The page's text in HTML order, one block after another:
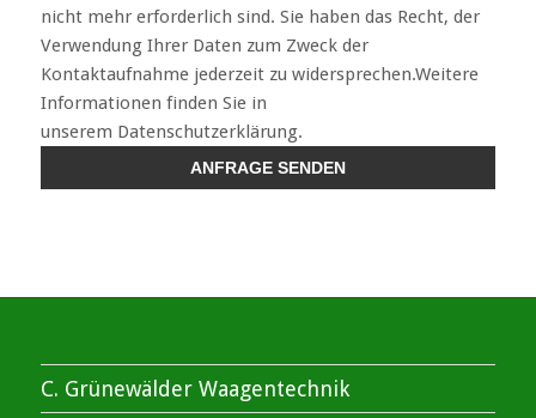
nicht mehr erforderlich sind. Sie haben das Recht, der
Verwendung Ihrer Daten zum Zweck der
Kontaktaufnahme jederzeit zu widersprechen.Weitere
Informationen finden Sie in
unserem Datenschutzerklärung.
C. Grünewälder Waagentechnik